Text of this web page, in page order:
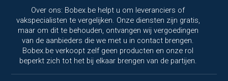
Over ons: Bobex.be helpt u om leveranciers of
vakspecialisten te vergelijken. Onze diensten zijn gratis,
maar om dit te behouden, ontvangen wij vergoedingen
van de aanbieders die we met u in contact brengen.
Bobex.be verkoopt zelf geen producten en onze rol
beperkt zich tot het bij elkaar brengen van de partijen.